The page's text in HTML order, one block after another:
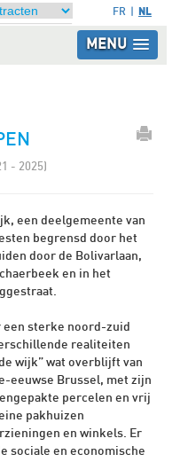
FR NL
MENU
- 2025)
een deelgemeente van
begrensd door het
door de Bolivarlaan,
en in het
sterke noord-zuid
realiteiten
wijk” wat overblijft van
eeuwse Brussel, met zijn
percelen en vrij
pakhuizen
en winkels. Er
sociale en economische